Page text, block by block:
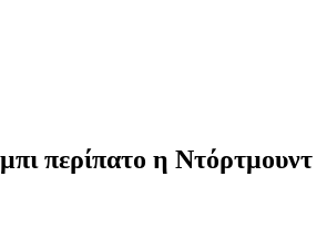
περίπατο η Ντόρτμουντ